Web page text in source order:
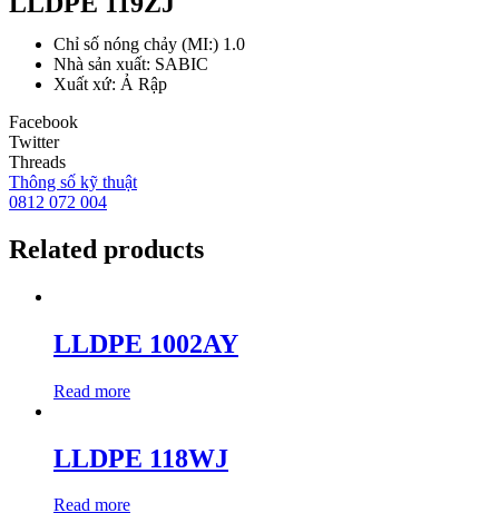
Chỉ số nóng chảy (MI:) 1.0
Nhà sản xuất: SABIC
Xuất xứ: Ả Rập
Facebook
Twitter
Threads
Thông số kỹ thuật
0812 072 004
Related products
LLDPE 1002AY
Read more
LLDPE 118WJ
Read more